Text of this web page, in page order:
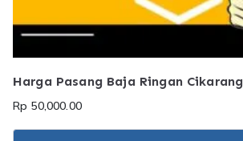
Harga Pasang Baja Ringan Cikarang
Rp 50,000.00